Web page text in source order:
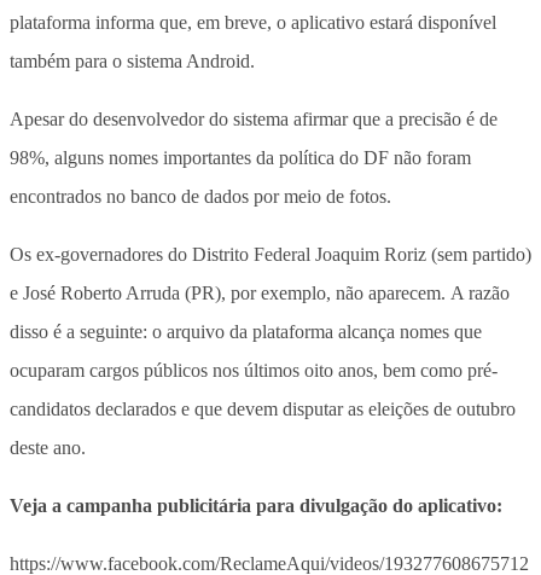
plataforma informa que, em breve, o aplicativo estará disponível
também para o sistema Android.
Apesar do desenvolvedor do sistema afirmar que a precisão é de
98%, alguns nomes importantes da política do DF não foram
encontrados no banco de dados por meio de fotos.
Os ex-governadores do Distrito Federal Joaquim Roriz (sem partido)
e José Roberto Arruda (PR), por exemplo, não aparecem. A razão
disso é a seguinte: o arquivo da plataforma alcança nomes que
ocuparam cargos públicos nos últimos oito anos, bem como pré-
candidatos declarados e que devem disputar as eleições de outubro
deste ano.
Veja a campanha publicitária para divulgação do aplicativo:
https://www.facebook.com/ReclameAqui/videos/193277608675712